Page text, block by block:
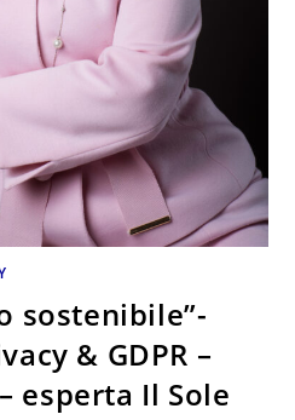
sostenibile”-
& GDPR –
esperta Il Sole